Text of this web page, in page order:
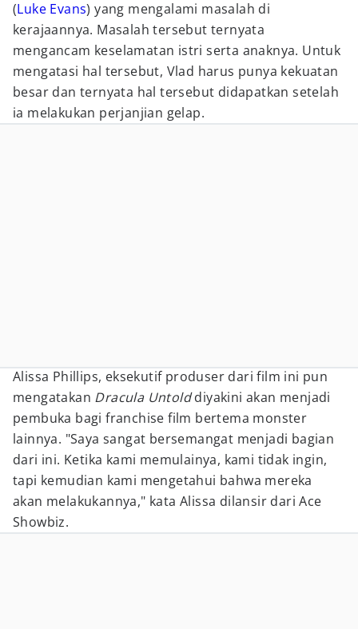
(Luke Evans) yang mengalami masalah di
kerajaannya. Masalah tersebut ternyata
mengancam keselamatan istri serta anaknya. Untuk
mengatasi hal tersebut, Vlad harus punya kekuatan
besar dan ternyata hal tersebut didapatkan setelah
ia melakukan perjanjian gelap.
Alissa Phillips, eksekutif produser dari film ini pun
mengatakan Dracula Untolddiyakini akan menjadi
pembuka bagi franchise film bertema monster
lainnya. "Saya sangat bersemangat menjadi bagian
dari ini. Ketika kami memulainya, kami tidak ingin,
tapi kemudian kami mengetahui bahwa mereka
akan melakukannya," kata Alissa dilansir dari Ace
Showbiz.